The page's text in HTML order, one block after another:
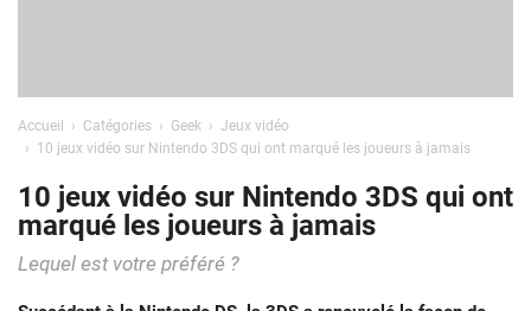
Accueil Catégories Geek
Jeux vidéo
10 jeux vidéo sur Nintendo 3DS qui ont marqué les joueurs à jamais
10 jeux vidéo sur Nintendo 3DS qui ont
marqué les joueurs à jamais
Lequel est votre préféré ?